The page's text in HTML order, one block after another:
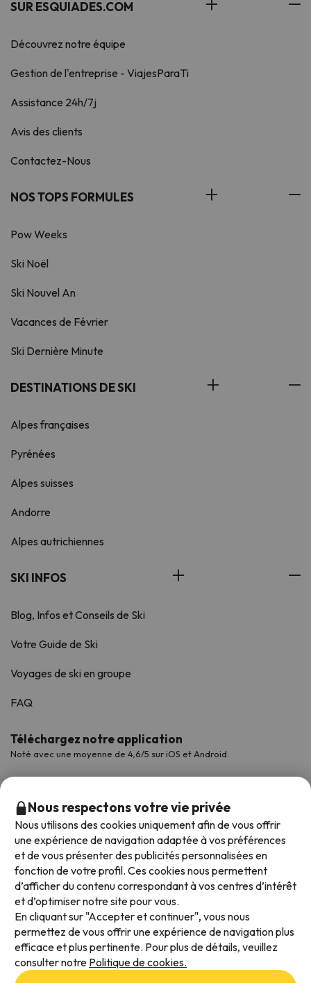
SUR ESQUIADES.COM
Découvrez notre équipe
Gestion de l'entreprise - ViajesParaTi
Assistance 24h/7j
Avis des clients
Contactez-Nous
NOS TOPS FORMULES
Pow Weeks
Ski Noël
Ski Nouvel An
Vacances de Février
Ski Dernière Minute
DESTINATIONS DE SKI
Alpes françaises
Pyrénées
Alpes suisses
Andorre
Alpes autrichiennes
SKI INFOS
Blog, Infos et Conseils de Ski
Votre Guide de Ski
Voyages de ski en groupe
FAQ
Téléchargez notre application
Noté avec une moyenne de 4,6/5 sur iOS et Android.
Modes de paiement disponibles
Nous respectons votre vie privée
Nous utilisons des cookies uniquement afin de vous offrir
une expérience de navigation adaptée à vos préférences
et de vous présenter des publicités personnalisées en
fonction de votre profil. Ces cookies nous permettent
d’afficher du contenu correspondant à vos centres d’intérêt
et d’optimiser notre site pour vous.
En cliquant sur "Accepter et continuer", vous nous
permettez de vous offrir une expérience de navigation plus
efficace et plus pertinente. Pour plus de détails, veuillez
consulter notre Politique de cookies.